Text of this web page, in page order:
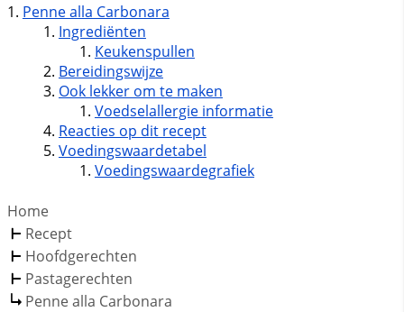
Penne alla Carbonara
Ingrediënten
Keukenspullen
Bereidingswijze
Ook lekker om te maken
Voedselallergie informatie
Reacties op dit recept
Voedingswaardetabel
Voedingswaardegrafiek
Home
Recept
Hoofdgerechten
Pastagerechten
Penne alla Carbonara